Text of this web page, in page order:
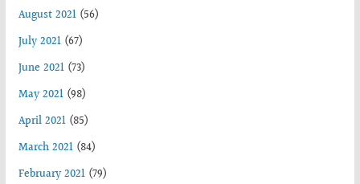
August 2021(56)
July 2021(67)
June 2021(73)
May 2021(98)
April 2021(85)
March 2021(84)
February 2021(79)